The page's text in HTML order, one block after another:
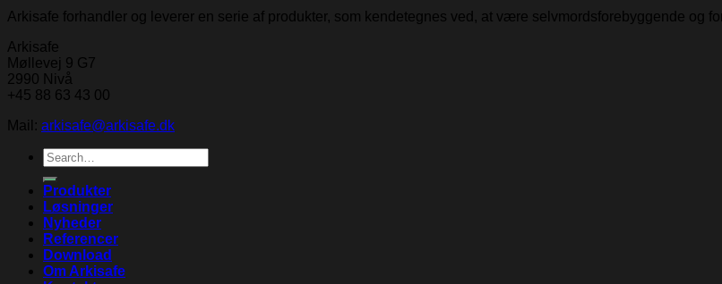
Arkisafe forhandler og leverer en serie af produkter, som kendetegnes ved, at være selvmordsforebyggende og
Arkisafe
Møllevej 9 G7
2990 Nivå
+45 88 63 43 00
Mail: arkisafe@arkisafe.dk
Search
for:
Produkter
Løsninger
Nyheder
Referencer
Download
Om Arkisafe